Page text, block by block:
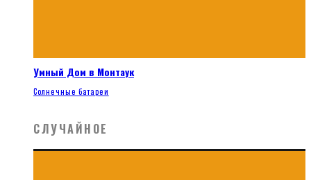
Умный Дом в Монтаук
Солнечные батареи
СЛУЧАЙНОЕ